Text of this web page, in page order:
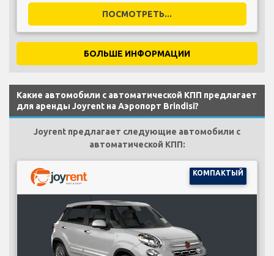
ПОСМОТРЕТЬ...
БОЛЬШЕ ИНФОРМАЦИИ
Какие автомобили с автоматической КПП предлагает
для аренды Joyrent на Аэропорт Brindisi?
Joyrent предлагает следующие автомобили с
автоматической КПП:
КОМПАКТЫЙ